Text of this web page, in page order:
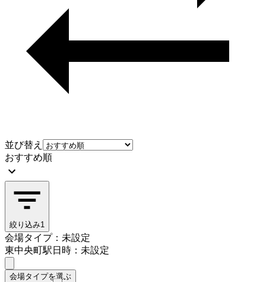
並び替え
おすすめ順
絞り込み1
会場タイプ：未設定
東中央町駅日時：未設定
会場タイプを選ぶ